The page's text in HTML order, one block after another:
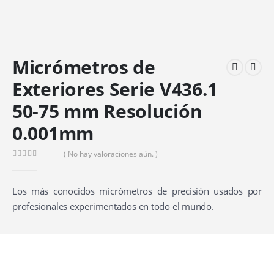
Micrómetros de
Exteriores Serie V436.1
50-75 mm Resolución
0.001mm
( No hay valoraciones aún. )
Los más conocidos micrómetros de precisión usados por
profesionales experimentados en todo el mundo.